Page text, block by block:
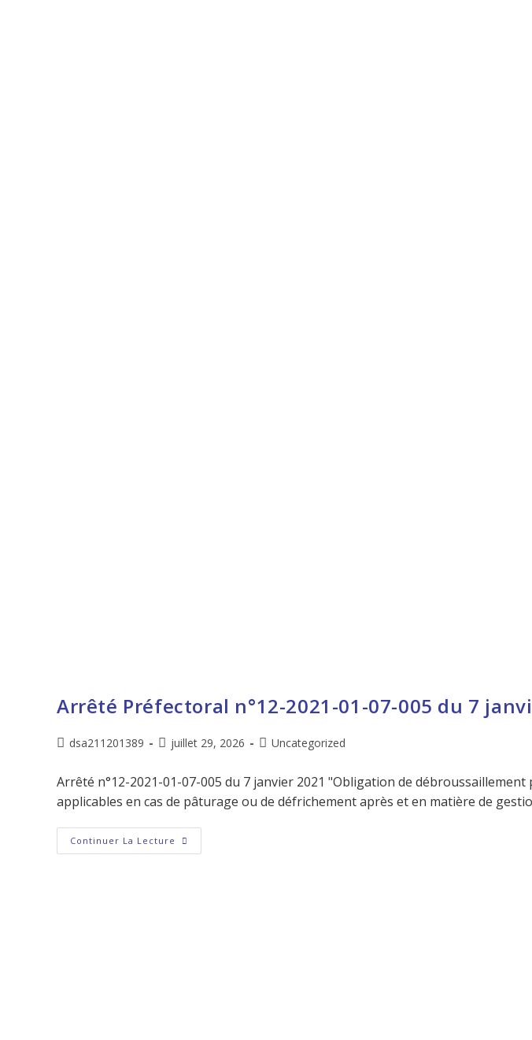
Arrêté Préfectoral n°12-2021-01-07-005 du 7
dsa211201389 juillet 29, 2026 Uncategorized
Arrêté n°12-2021-01-07-005 du 7 janvier 2021 "Obligation de
applicables en cas de pâturage ou de défrichement après et en matière de
Continuer La Lecture